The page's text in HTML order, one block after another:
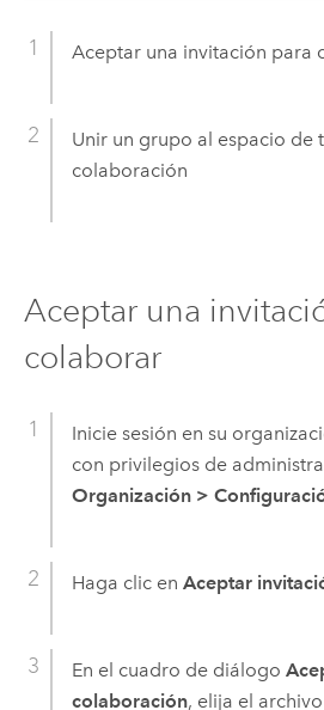
Aceptar una invitación para
Unir un grupo al espacio de
colaboración
Aceptar una
colaborar
Inicie sesión en su
con privilegios de
Organización >
Haga clic en Aceptar
En el cuadro de diálogo
colaboración, elija el